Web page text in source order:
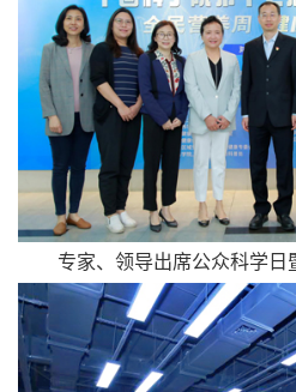
专家、领导出席公众科学日